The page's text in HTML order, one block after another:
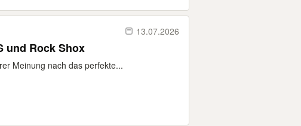
13.07.2026
und Rock Shox
Meinung nach das perfekte...